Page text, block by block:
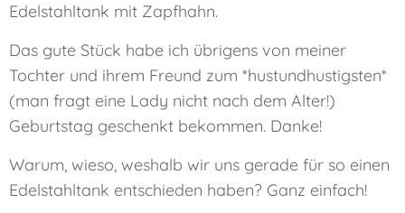
Edelstahltank mit Zapfhahn.
Das gute Stück habe ich übrigens von meiner
Tochter und ihrem Freund zum *hustundhustigsten*
(man fragt eine Lady nicht nach dem Alter!)
Geburtstag geschenkt bekommen. Danke!
Warum, wieso, weshalb wir uns gerade für so einen
Edelstahltank entschieden haben? Ganz einfach!